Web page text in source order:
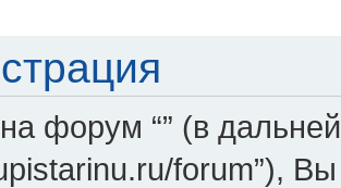
форум “” (в
forum”),